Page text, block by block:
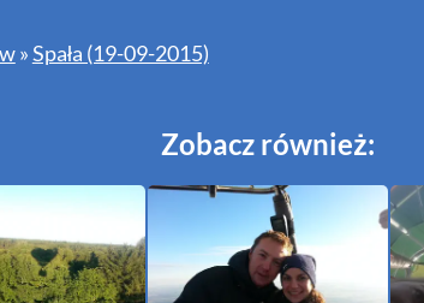
»Spała (19-09-2015)
Zobacz również: